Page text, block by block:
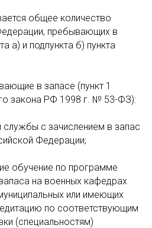
общее количество
пребывающих в
а) и подпункта б) пункта
в запасе (пункт 1
закона РФ 1998 г. № 53-ФЗ):
с зачислением в запас
Федерации;
обучение по программе
на военных кафедрах
или имеющих
по соответствующим
(специальностям)